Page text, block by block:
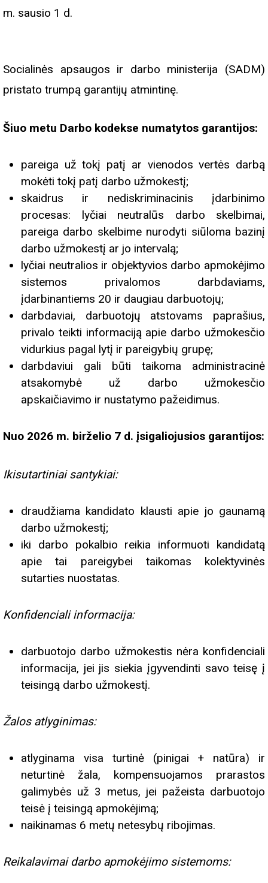
m. sausio 1 d.
Socialinės apsaugos ir darbo ministerija (SADM)
pristato trumpą garantijų atmintinę.
Šiuo metu Darbo kodekse numatytos garantijos:
pareiga už tokį patį ar vienodos vertės darbą
mokėti tokį patį darbo užmokestį;
skaidrus ir nediskriminacinis įdarbinimo
procesas: lyčiai neutralūs darbo skelbimai,
pareiga darbo skelbime nurodyti siūloma bazinį
darbo užmokestį ar jo intervalą;
lyčiai neutralios ir objektyvios darbo apmokėjimo
sistemos privalomos darbdaviams,
įdarbinantiems 20 ir daugiau darbuotojų;
darbdaviai, darbuotojų atstovams paprašius,
privalo teikti informaciją apie darbo užmokesčio
vidurkius pagal lytį ir pareigybių grupę;
darbdaviui gali būti taikoma administracinė
atsakomybė už darbo užmokesčio
apskaičiavimo ir nustatymo pažeidimus.
Nuo 2026 m. birželio 7 d. įsigaliojusios garantijos:
Ikisutartiniai santykiai:
draudžiama kandidato klausti apie jo gaunamą
darbo užmokestį;
iki darbo pokalbio reikia informuoti kandidatą
apie tai pareigybei taikomas kolektyvinės
sutarties nuostatas.
Konfidenciali informacija:
darbuotojo darbo užmokestis nėra konfidenciali
informacija, jei jis siekia įgyvendinti savo teisę į
teisingą darbo užmokestį.
Žalos atlyginimas:
atlyginama visa turtinė (pinigai + natūra) ir
neturtinė žala, kompensuojamos prarastos
galimybės už 3 metus, jei pažeista darbuotojo
teisė į teisingą apmokėjimą;
naikinamas 6 metų netesybų ribojimas.
Reikalavimai darbo apmokėjimo sistemoms: